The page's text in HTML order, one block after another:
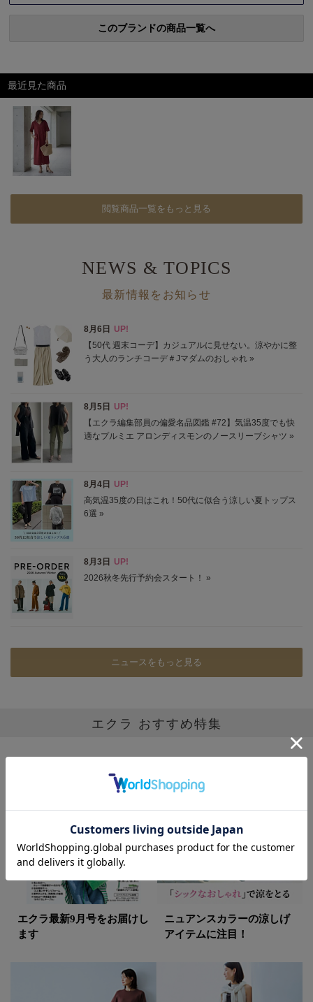
このブランドの商品一覧へ
最近見た商品
閲覧商品一覧をもっと見る
NEWS & TOPICS
最新情報をお知らせ
ニュースをもっと見る
エクラ おすすめ特集
エクラ最新9月号をお届けし
ます
ニュアンスカラーの涼しげ
アイテムに注目！